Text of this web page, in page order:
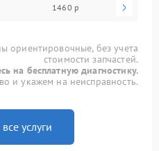
1460 р
ориентировочные, без учета
стоимости запчастей.
на бесплатную диагностику.
и укажем на неисправность.
услуги